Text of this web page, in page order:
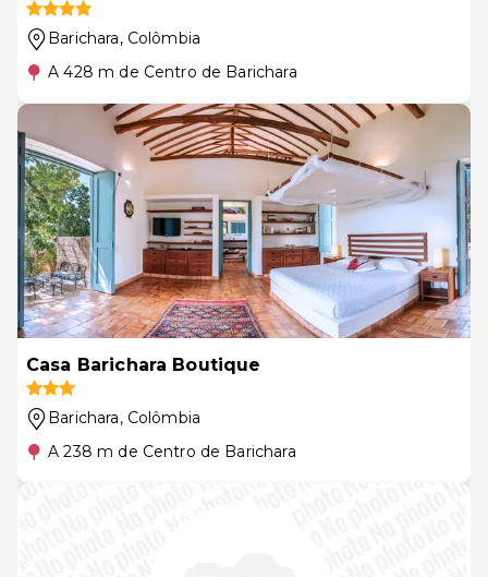
Barichara, Colômbia
A 428 m de Centro de Barichara
Casa Barichara Boutique
Barichara, Colômbia
A 238 m de Centro de Barichara